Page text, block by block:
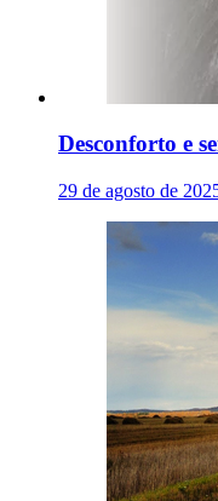
Desconforto e
29 de agosto de